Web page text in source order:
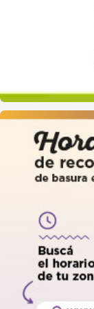
quilmes